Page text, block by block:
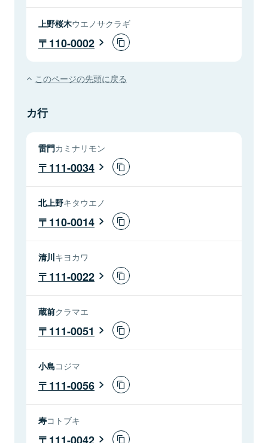
上野桜木ウエノサクラギ
110-0002
このページの先頭に戻る
カ行
雷門カミナリモン
111-0034
北上野キタウエノ
110-0014
清川キヨカワ
111-0022
蔵前クラマエ
111-0051
小島コジマ
111-0056
寿コトブキ
111-0042